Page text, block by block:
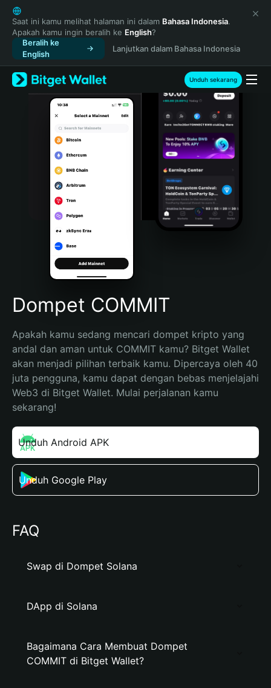
English
日本語
Tiếng Việt
Русский
Español (Latinoamérica)
Türkçe
Italiano
Português (Portugal)
Bahasa Indonesia
Português (Brasil)
Español (Argentina)
Saat ini kamu melihat halaman ini dalam Bahasa Indonesia.
Apakah kamu ingin beralih ke English?
Beralih ke
English
Lanjutkan dalam Bahasa Indonesia
Unduh sekarang
Dompet COMMIT
Apakah kamu sedang mencari dompet kripto yang
andal dan aman untuk COMMIT kamu? Bitget Wallet
akan menjadi pilihan terbaik kamu. Dipercaya oleh 40
juta pengguna, kamu dapat dengan bebas menjelajahi
Web3 di Bitget Wallet. Mulai perjalanan kamu
sekarang!
Unduh Android APK
Unduh Google Play
FAQ
Swap di Dompet Solana
DApp di Solana
Bagaimana Cara Membuat Dompet
COMMIT di Bitget Wallet?